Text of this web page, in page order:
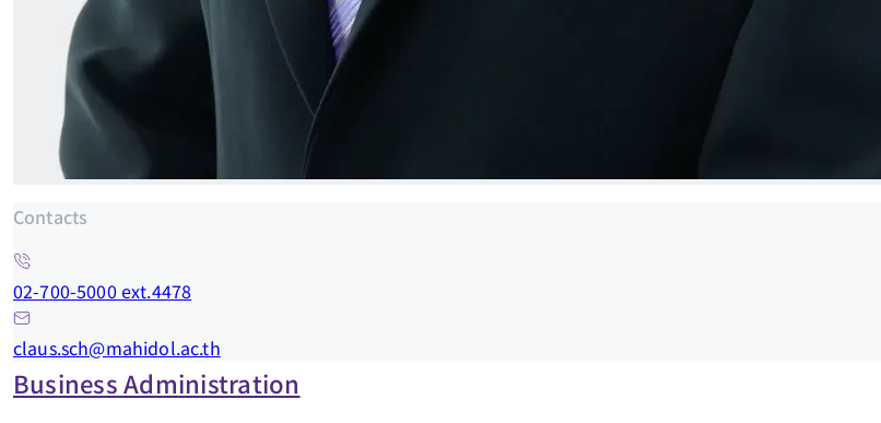
Contacts
02-700-5000 ext.4478
claus.sch@mahidol.ac.th
Business Administration